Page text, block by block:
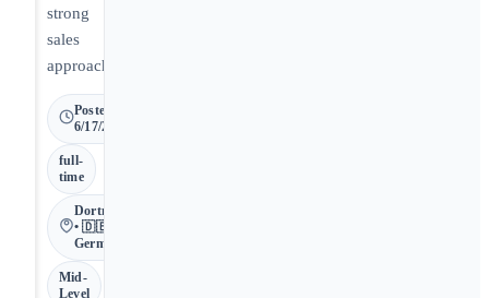
strong
sales
approach.
Posted
6/17/2026
full-
time
Dortmund
• 🇩🇪
Germany
Mid-
Level